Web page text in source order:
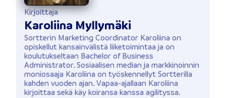
Kirjoittaja
Karoliina Myllymäki
Sortterin Marketing Coordinator Karoliina on
opiskellut kansainvälistä liiketoimintaa ja on
koulutukseltaan Bachelor of Business
Administrator. Sosiaalisen median ja markkinoinnin
moniosaaja Karoliina on työskennellyt Sortterilla
kahden vuoden ajan. Vapaa-ajallaan Karoliina
kirjoittaa sekä käy koiransa kanssa agilityssa.